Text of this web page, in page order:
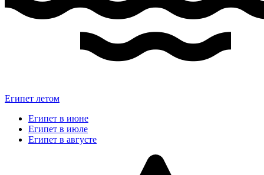
Египет летом
Египет в июне
Египет в июле
Египет в августе